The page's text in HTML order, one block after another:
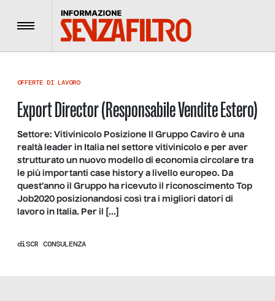
Menu
OFFERTE DI LAVORO
Export Director (Responsabile Vendite Estero)
Settore: Vitivinicolo Posizione Il Gruppo Caviro è una
realtà leader in Italia nel settore vitivinicolo e per aver
strutturato un nuovo modello di economia circolare tra
le più importanti case history a livello europeo. Da
quest’anno il Gruppo ha ricevuto il riconoscimento Top
Job2020 posizionandosi così tra i migliori datori di
lavoro in Italia. Per il […]
diSCR CONSULENZA